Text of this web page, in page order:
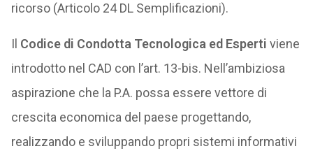
ricorso (Articolo 24 DL Semplificazioni).
Il Codice di Condotta Tecnologica ed Esperti viene
introdotto nel CAD con l’art. 13-bis. Nell’ambiziosa
aspirazione che la P.A. possa essere vettore di
crescita economica del paese progettando,
realizzando e sviluppando propri sistemi informativi